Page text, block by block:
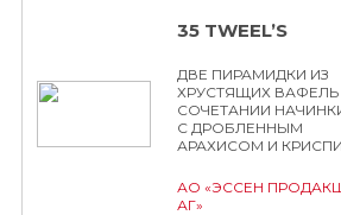
35 TWEEL’S
ДВЕ ПИРАМИДКИ ИЗ
ХРУСТЯЩИХ ВАФЕЛЬ
СОЧЕТАНИИ
С ДРОБЛЕННЫМ
АРАХИСОМ И КРИСПИ
АО «ЭССЕН
АГ»